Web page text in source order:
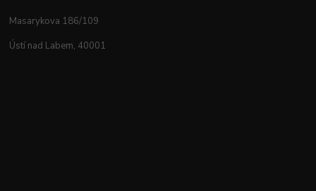
Masarykova 186/109
Ústí nad Labem, 40001